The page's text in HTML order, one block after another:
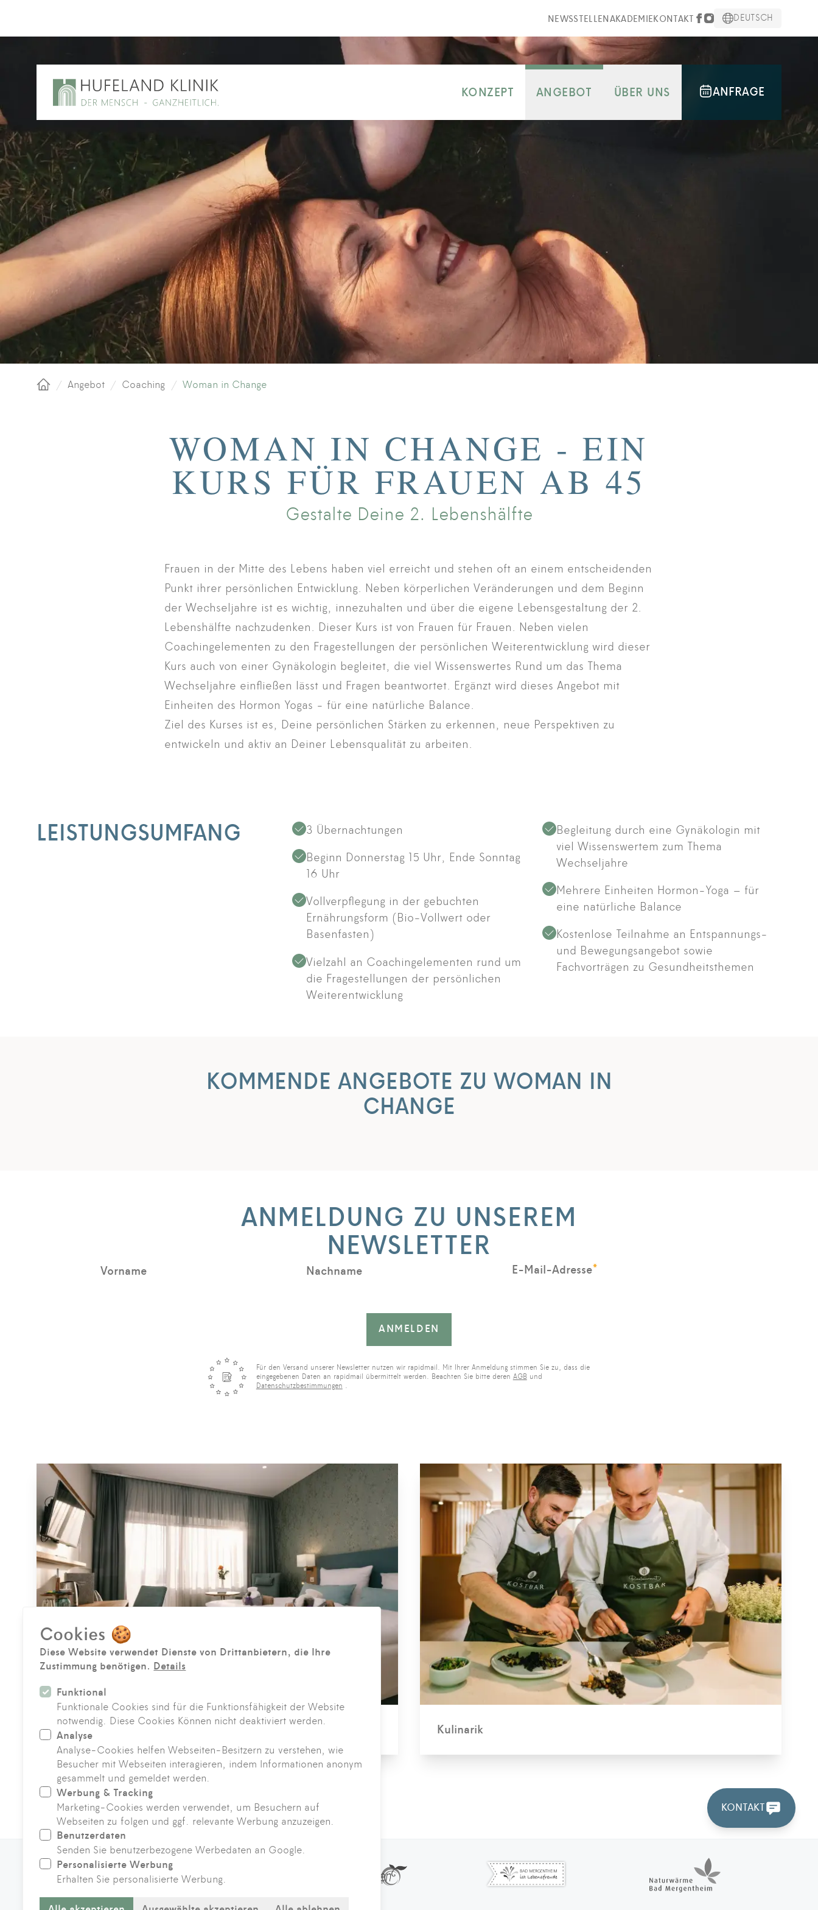
Cookies 🍪
Diese Website verwendet Dienste von Drittanbietern, die Ihre
Zustimmung benötigen.Details
Funktional
Funktionale Cookies sind für die Funktionsfähigkeit der Website
notwendig. Diese Cookies Können nicht deaktiviert werden.
Analyse
Analyse-Cookies helfen Webseiten-Besitzern zu verstehen, wie
Besucher mit Webseiten interagieren, indem Informationen anonym
gesammelt und gemeldet werden.
Werbung & Tracking
Marketing-Cookies werden verwendet, um Besuchern auf
Webseiten zu folgen und ggf. relevante Werbung anzuzeigen.
Benutzerdaten
Senden Sie benutzerbezogene Werbedaten an Google.
Personalisierte Werbung
Erhalten Sie personalisierte Werbung.
NEWSSTELLENAKADEMIEKONTAKT DEUTSCH
KONZEPT ANGEBOT ÜBER UNS ANFRAGE
Startseite
/ Angebot / Coaching / Woman in Change
WOMAN IN CHANGE - EIN
KURS FÜR FRAUEN AB 45
Gestalte Deine 2. Lebenshälfte
Frauen in der Mitte des Lebens haben viel erreicht und stehen oft an einem entscheidenden
Punkt ihrer persönlichen Entwicklung. Neben körperlichen Veränderungen und dem Beginn
der Wechseljahre ist es wichtig, innezuhalten und über die eigene Lebensgestaltung der 2.
Lebenshälfte nachzudenken. Dieser Kurs ist von Frauen für Frauen. Neben vielen
Coachingelementen zu den Fragestellungen der persönlichen Weiterentwicklung wird dieser
Kurs auch von einer Gynäkologin begleitet, die viel Wissenswertes Rund um das Thema
Wechseljahre einfließen lässt und Fragen beantwortet. Ergänzt wird dieses Angebot mit
Einheiten des Hormon Yogas - für eine natürliche Balance.
Ziel des Kurses ist es, Deine persönlichen Stärken zu erkennen, neue Perspektiven zu
entwickeln und aktiv an Deiner Lebensqualität zu arbeiten.
LEISTUNGSUMFANG
3 Übernachtungen
Beginn Donnerstag 15 Uhr, Ende Sonntag
16 Uhr
Vollverpflegung in der gebuchten
Ernährungsform (Bio-Vollwert oder
Basenfasten)
Vielzahl an Coachingelementen rund um
die Fragestellungen der persönlichen
Weiterentwicklung
Begleitung durch eine Gynäkologin mit
viel Wissenswertem zum Thema
Wechseljahre
Mehrere Einheiten Hormon-Yoga – für
eine natürliche Balance
Kostenlose Teilnahme an Entspannungs-
und Bewegungsangebot sowie
Fachvorträgen zu Gesundheitsthemen
KOMMENDE ANGEBOTE ZU WOMAN IN
CHANGE
ANMELDUNG ZU UNSEREM
NEWSLETTER
Vorname Nachname E-Mail-Adresse*
ANMELDEN
Für den Versand unserer Newsletter nutzen wir rapidmail. Mit Ihrer Anmeldung stimmen Sie zu, dass die
eingegebenen Daten an rapidmail übermittelt werden. Beachten Sie bitte deren AGBund
Datenschutzbestimmungen .
Ambiente & Zimmer Kulinarik
KONTAKT